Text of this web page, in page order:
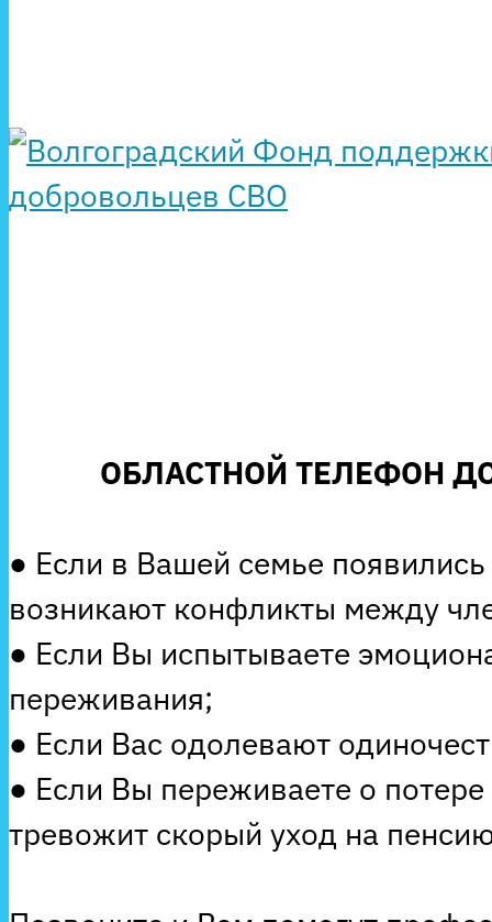
ОБЛАСТНОЙ ТЕЛЕФОН
● Если в Вашей семье
возникают конфликты между
● Если Вы испытываете
переживания;
● Если Вас одолевают
● Если Вы переживаете о
тревожит скорый уход на